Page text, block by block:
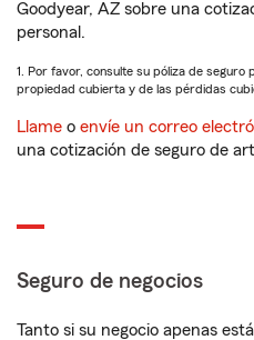
Goodyear, AZ sobre una
personal.
1. Por favor, consulte su póliza de seguro
propiedad cubierta y de las pérdidas
Llame o envíe un correo
una cotización de seguro de
Seguro de negocios
Tanto si su negocio apenas